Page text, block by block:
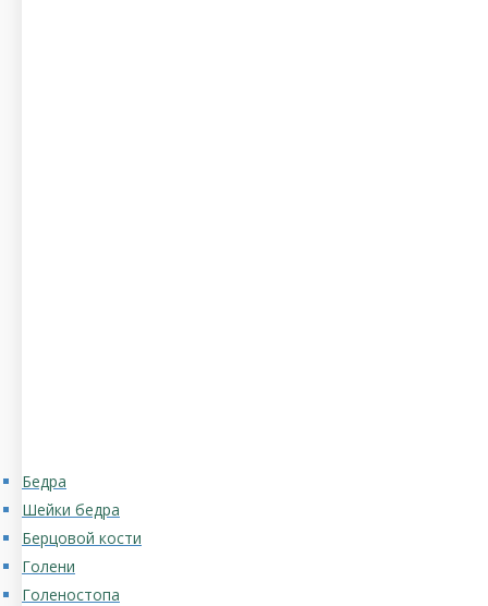
Бедра
Шейки бедра
Берцовой кости
Голени
Голеностопа